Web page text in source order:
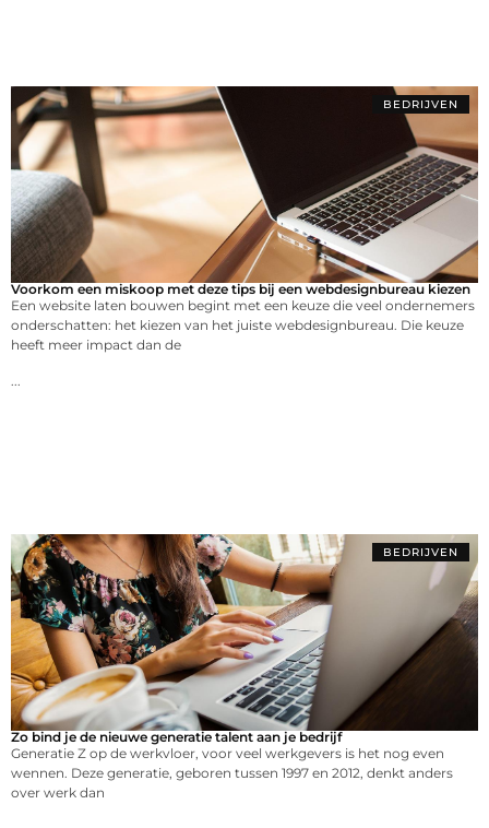
BEDRIJVEN
Voorkom een miskoop met deze tips bij een webdesignbureau kiezen
Een website laten bouwen begint met een keuze die veel ondernemers
onderschatten: het kiezen van het juiste webdesignbureau. Die keuze
heeft meer impact dan de
BEDRIJVEN
Zo bind je de nieuwe generatie talent aan je bedrijf
Generatie Z op de werkvloer, voor veel werkgevers is het nog even
wennen. Deze generatie, geboren tussen 1997 en 2012, denkt anders
over werk dan